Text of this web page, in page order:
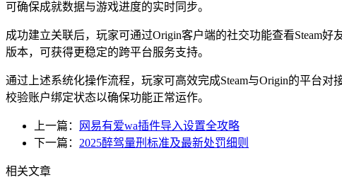
可确保成就数据与游戏进度的实时同步。
成功建立关联后，玩家可通过Origin客户端的社交功能查看Steam
版本，可获得更稳定的跨平台服务支持。
通过上述系统化操作流程，玩家可高效完成Steam与Origin的平台
校验账户绑定状态以确保功能正常运作。
上一篇：
网易有爱wa插件导入设置全攻略
下一篇： 2025醉驾量刑标准及最新处罚细则
相关文章